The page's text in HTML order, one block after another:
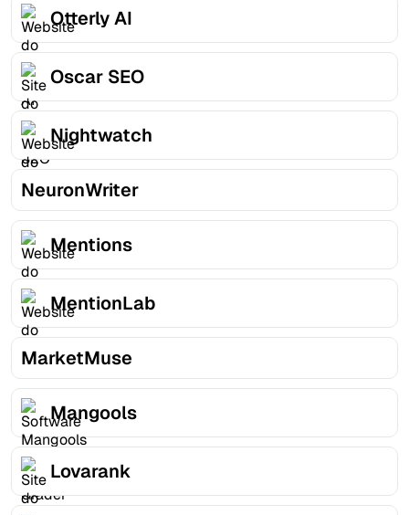
Otterly AI
Oscar SEO
Nightwatch
NeuronWriter
Mentions
MentionLab
MarketMuse
Mangools
Lovarank